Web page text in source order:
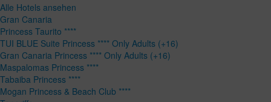
Alle Hotels ansehen
Gran Canaria
Princess Taurito ****
TUI BLUE Suite Princess **** Only Adults (+16)
Gran Canaria Princess **** Only Adults (+16)
Maspalomas Princess ****
Tabaiba Princess ****
Mogan Princess & Beach Club ****